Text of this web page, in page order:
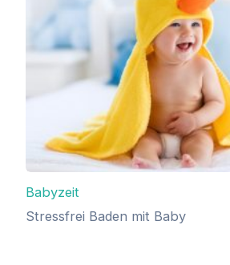
Babyzeit
Stressfrei Baden mit Baby